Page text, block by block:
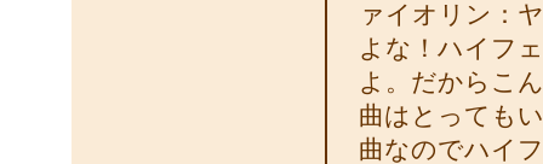
ァイオリン：
よな！ハイフ
よ。だからこ
曲はとっても
曲なのでハイ